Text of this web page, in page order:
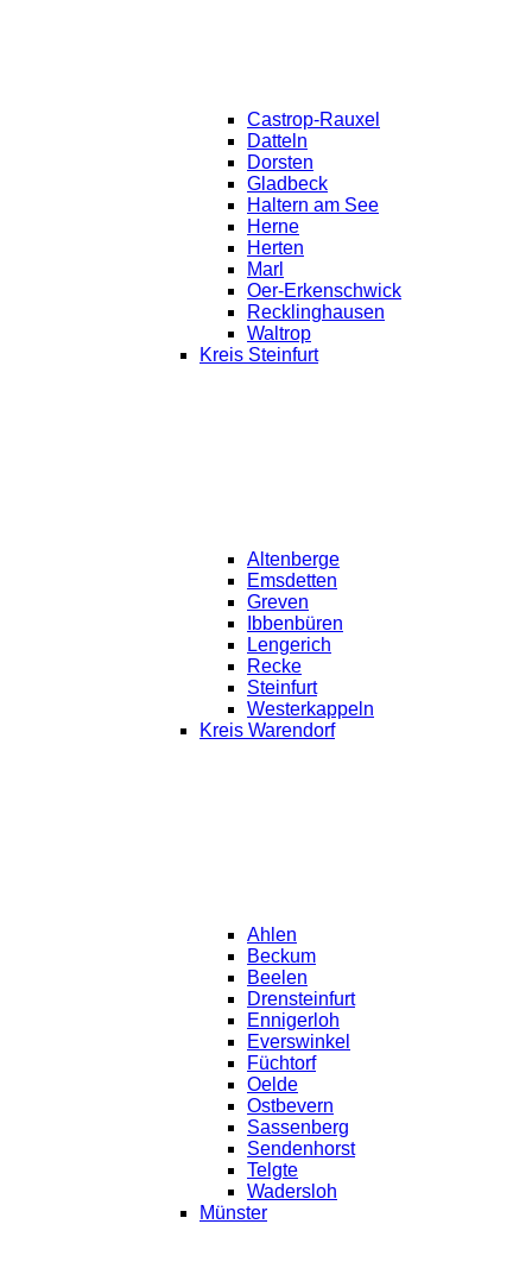
Castrop-Rauxel
Datteln
Dorsten
Gladbeck
Haltern am See
Herne
Herten
Marl
Oer-Erkenschwick
Recklinghausen
Waltrop
Kreis Steinfurt
Altenberge
Emsdetten
Greven
Ibbenbüren
Lengerich
Recke
Steinfurt
Westerkappeln
Kreis Warendorf
Ahlen
Beckum
Beelen
Drensteinfurt
Ennigerloh
Everswinkel
Füchtorf
Oelde
Ostbevern
Sassenberg
Sendenhorst
Telgte
Wadersloh
Münster